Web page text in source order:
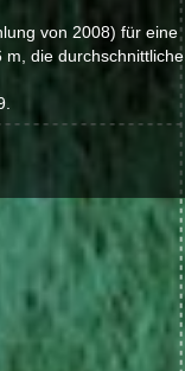
von 2008) für eine
m, die durchschnittliche